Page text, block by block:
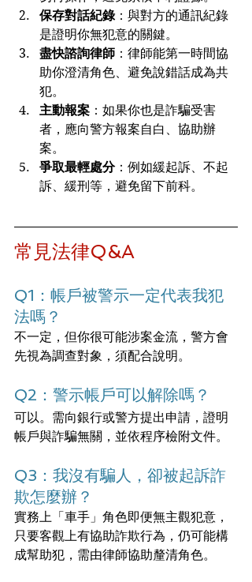
保存對話紀錄：與對方的通訊紀錄
是證明你無犯意的關鍵。
盡快諮詢律師 ：律師能第一時間協
助你澄清角色、避免說錯話成為共
犯。
主動報案 ：如果你也是詐騙受害
者，應向警方報案自白、協助辦
案。
爭取最輕處分：例如緩起訴、不起
訴、緩刑等，避免留下前科。
常見法律Q&A
Q1：帳戶被警示一定代表我犯
法嗎？
不一定，但你很可能涉案金流，警方會
先視為調查對象，須配合說明。
Q2：警示帳戶可以解除嗎？
可以。需向銀行或警方提出申請，證明
帳戶與詐騙無關，並依程序檢附文件。
Q3：我沒有騙人，卻被起訴詐
欺怎麼辦？
實務上「車手」角色即便無主觀犯意，
只要客觀上有協助詐欺行為，仍可能構
成幫助犯，需由律師協助釐清角色。